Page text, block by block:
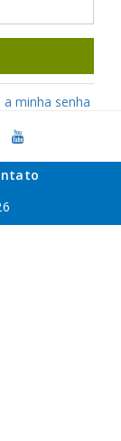
a minha senha